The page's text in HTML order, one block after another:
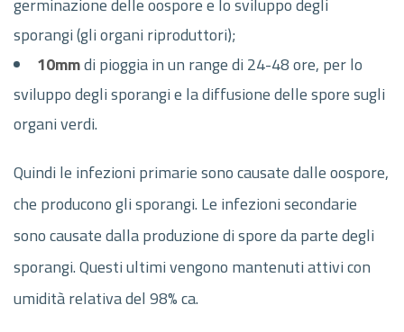
germinazione delle oospore e lo sviluppo degli
sporangi (gli organi riproduttori);
10mmdi pioggia in un range di 24-48 ore, per lo
sviluppo degli sporangi e la diffusione delle spore sugli
organi verdi.
Quindi le infezioni primarie sono causate dalle oospore,
che producono gli sporangi. Le infezioni secondarie
sono causate dalla produzione di spore da parte degli
sporangi. Questi ultimi vengono mantenuti attivi con
umidità relativa del 98% ca.